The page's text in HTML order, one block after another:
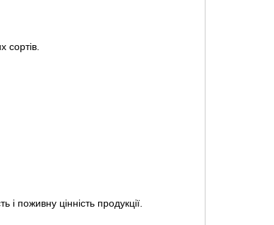
сортів.
поживну цінність продукції.